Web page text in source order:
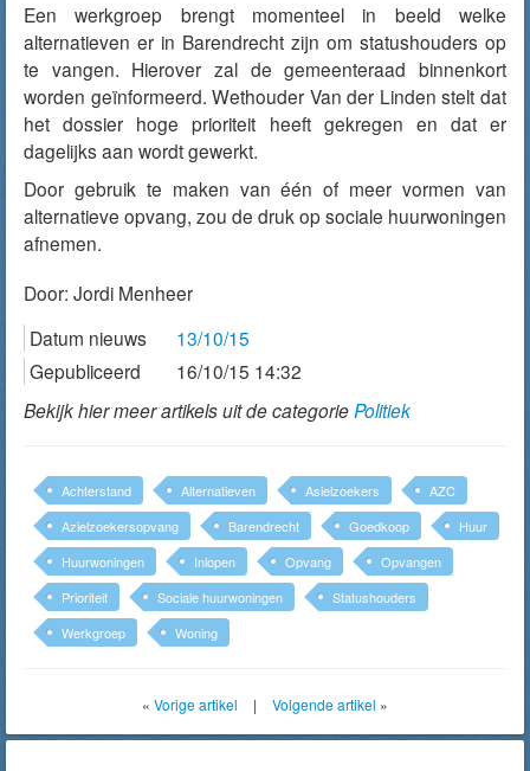
Een werkgroep brengt momenteel in beeld welke
alternatieven er in Barendrecht zijn om statushouders op
te vangen. Hierover zal de gemeenteraad binnenkort
worden geïnformeerd. Wethouder Van der Linden stelt dat
het dossier hoge prioriteit heeft gekregen en dat er
dagelijks aan wordt gewerkt.
Door gebruik te maken van één of meer vormen van
alternatieve opvang, zou de druk op sociale huurwoningen
afnemen.
Door: Jordi Menheer
Datum nieuws
13/10/15
Gepubliceerd
16/10/15 14:32
Bekijk hier meer artikels uit de categorie Politiek
Achterstand Alternatieven Asielzoekers
AZC
Azielzoekersopvang
Barendrecht Goedkoop
Huur
Huurwoningen
Inlopen Opvang
Opvangen
Prioriteit
Sociale huurwoningen
Statushouders
Werkgroep
Woning
« Vorige artikel | Volgende artikel »